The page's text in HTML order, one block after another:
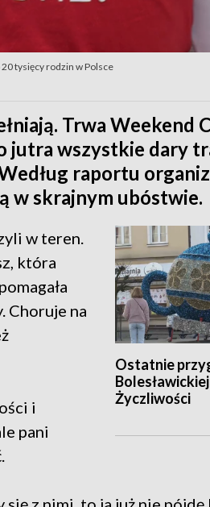
tysięcy rodzin w Polsce
Trwa Weekend
jutra wszystkie dary
raportu
w skrajnym ubóstwie.
Ostatnie
Życzliwości
w teren.
która
Choruje na
i
pani